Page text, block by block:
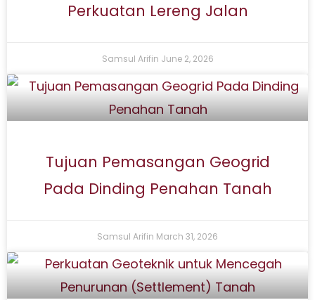
Perkuatan Lereng Jalan
Samsul Arifin June 2, 2026
Tujuan Pemasangan Geogrid
Pada Dinding Penahan Tanah
Samsul Arifin March 31, 2026